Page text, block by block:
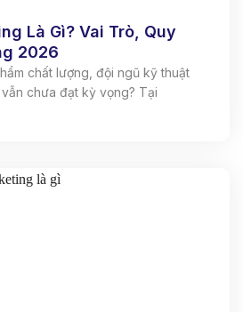
Là Gì? Vai Trò, Quy
2026
chất lượng, đội ngũ kỹ thuật
chưa đạt kỳ vọng? Tại